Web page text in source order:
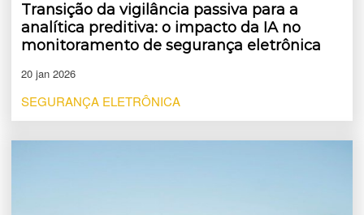
Transição da vigilância passiva para a
analítica preditiva: o impacto da IA no
monitoramento de segurança eletrônica
20 jan 2026
SEGURANÇA ELETRÔNICA